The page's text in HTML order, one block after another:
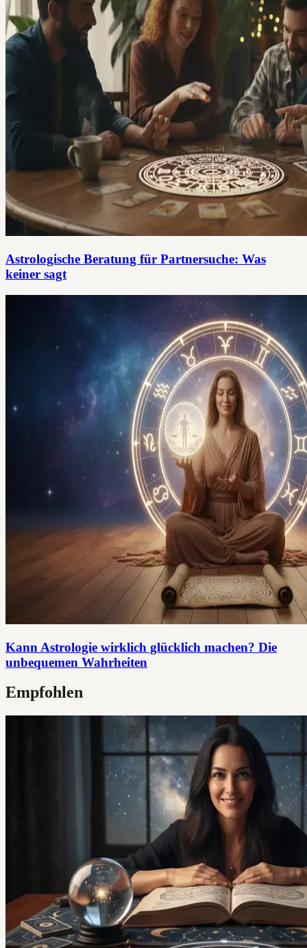
Astrologische Beratung für Partnersuche: Was
keiner sagt
Kann Astrologie wirklich glücklich machen? Die
unbequemen Wahrheiten
Empfohlen